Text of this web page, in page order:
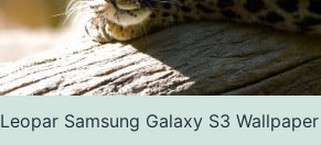
Leopar Samsung Galaxy S3 Wallpaper